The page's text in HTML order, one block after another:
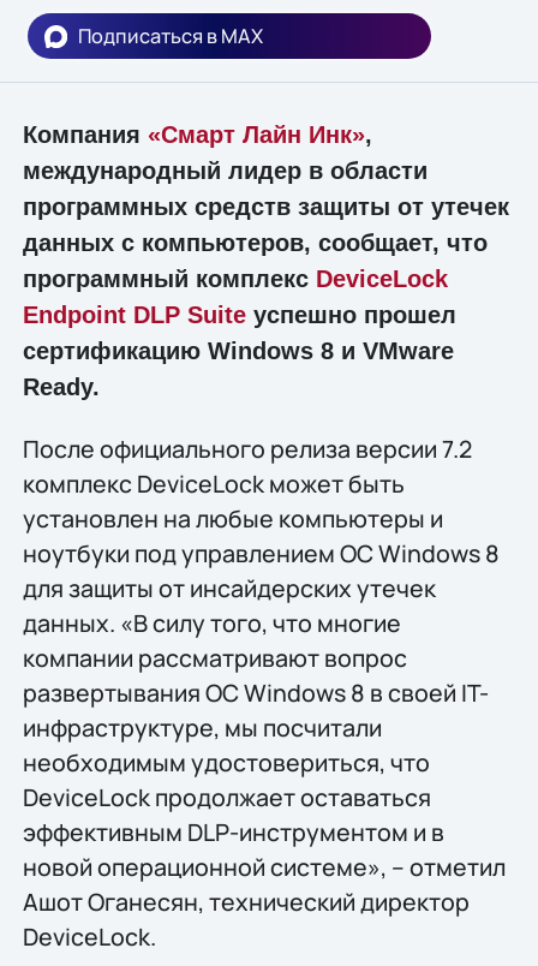
Подписаться в MAX
Компания «Смарт Лайн Инк»,
международный лидер в области
программных средств защиты от утечек
данных с компьютеров, сообщает, что
программный комплекс DeviceLock
Endpoint DLP Suiteуспешно прошел
сертификацию Windows 8 и VMware
Ready.
После официального релиза версии 7.2
комплекс DeviceLock может быть
установлен на любые компьютеры и
ноутбуки под управлением ОС Windows 8
для защиты от инсайдерских утечек
данных. «В силу того, что многие
компании рассматривают вопрос
развертывания ОС Windows 8 в своей IT-
инфраструктуре, мы посчитали
необходимым удостовериться, что
DeviceLock продолжает оставаться
эффективным DLP-инструментом и в
новой операционной системе», – отметил
Ашот Оганесян, технический директор
DeviceLock.